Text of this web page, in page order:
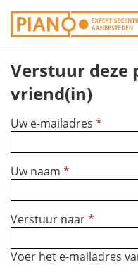
Overslaan
en
de
inhoud
gaan
Verstuur deze
vriend(in)
Uw e-mailadres *
Uw naam *
Verstuur naar*
Voer het e-mailadres